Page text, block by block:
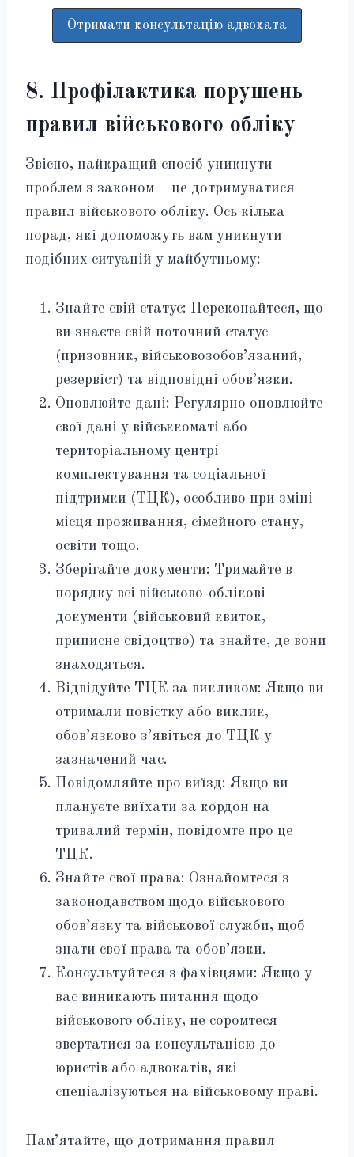
Отримати консультацію адвоката
8. Профілактика порушень
правил військового обліку
Звісно, найкращий спосіб уникнути
проблем з законом – це дотримуватися
правил військового обліку. Ось кілька
порад, які допоможуть вам уникнути
подібних ситуацій у майбутньому:
Знайте свій статус: Переконайтеся, що
ви знаєте свій поточний статус
(призовник, військовозобов’язаний,
резервіст) та відповідні обов’язки.
Оновлюйте дані: Регулярно оновлюйте
свої дані у військкоматі або
територіальному центрі
комплектування та соціальної
підтримки (ТЦК), особливо при зміні
місця проживання, сімейного стану,
освіти тощо.
Зберігайте документи: Тримайте в
порядку всі військово-облікові
документи (військовий квиток,
приписне свідоцтво) та знайте, де вони
знаходяться.
Відвідуйте ТЦК за викликом: Якщо ви
отримали повістку або виклик,
обов’язково з’явіться до ТЦК у
зазначений час.
Повідомляйте про виїзд: Якщо ви
плануєте виїхати за кордон на
тривалий термін, повідомте про це
ТЦК.
Знайте свої права: Ознайомтеся з
законодавством щодо військового
обов’язку та військової служби, щоб
знати свої права та обов’язки.
Консультуйтеся з фахівцями: Якщо у
вас виникають питання щодо
військового обліку, не соромтеся
звертатися за консультацією до
юристів або адвокатів, які
спеціалізуються на військовому праві.
Пам’ятайте, що дотримання правил